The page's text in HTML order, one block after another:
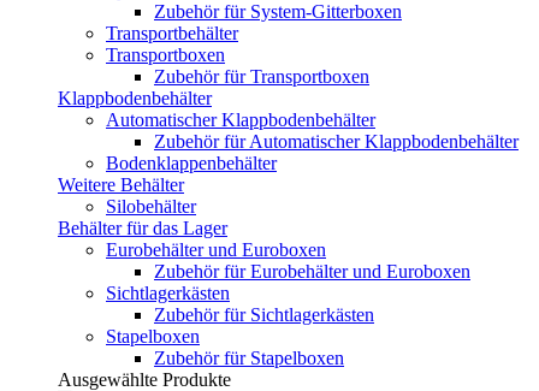
Zubehör für System-Gitterboxen
Transportbehälter
Transportboxen
Zubehör für Transportboxen
Klappbodenbehälter
Automatischer Klappbodenbehälter
Zubehör für Automatischer Klappbodenbehälter
Bodenklappenbehälter
Weitere Behälter
Silobehälter
Behälter für das Lager
Eurobehälter und Euroboxen
Zubehör für Eurobehälter und Euroboxen
Sichtlagerkästen
Zubehör für Sichtlagerkästen
Stapelboxen
Zubehör für Stapelboxen
Ausgewählte Produkte